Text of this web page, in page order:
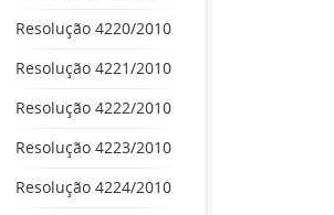
Resolução 4220/2010
Resolução 4221/2010
Resolução 4222/2010
Resolução 4223/2010
Resolução 4224/2010